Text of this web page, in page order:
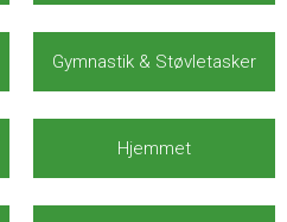
Gymnastik & Støvletasker
Hjemmet